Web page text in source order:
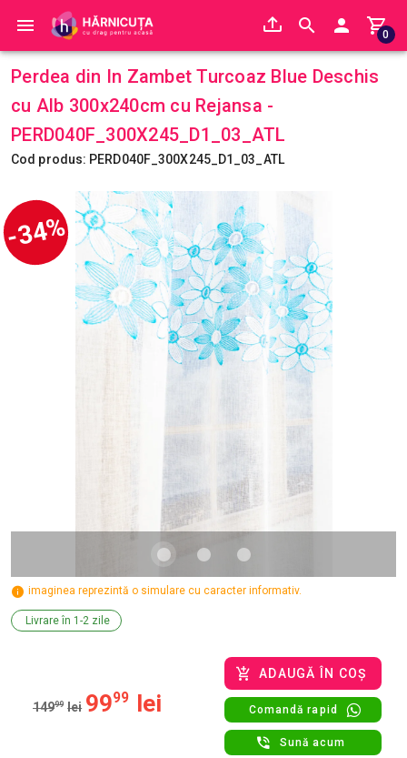
0
Perdea din In Zambet Turcoaz Blue Deschis
cu Alb 300x240cm cu Rejansa -
PERD040F_300X245_D1_03_ATL
Cod produs: PERD040F_300X245_D1_03_ATL
-34%
imaginea reprezintă o simulare cu caracter informativ.
Livrare în 1-2 zile
14999 lei 9999 lei
ADAUGĂ ÎN COȘ
Comandă rapid
Sună acum